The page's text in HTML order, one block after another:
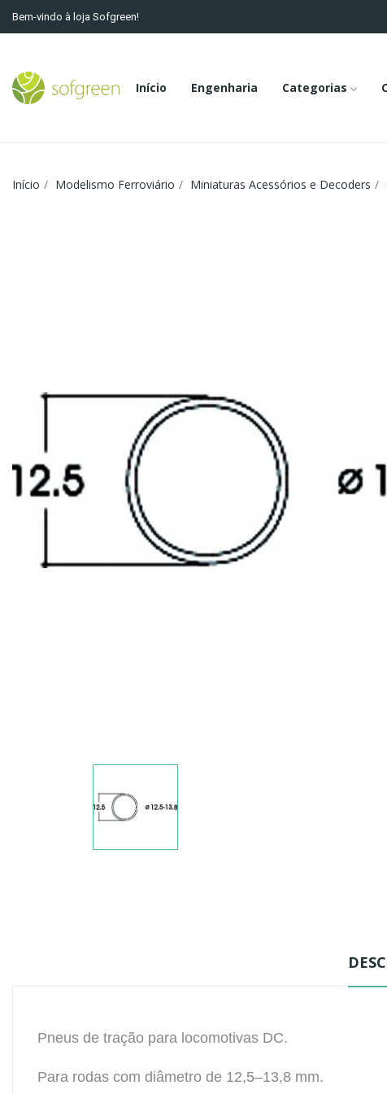
Bem-vindo à loja Sofgreen!
Início Engenharia Categorias
Início Modelismo Ferroviário Miniaturas Acessórios e Decoders
Pneus de tração para locomotivas DC.
Para rodas com diâmetro de 12,5–13,8 mm.